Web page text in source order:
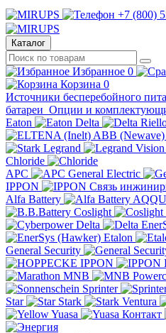
+7 (800)
Каталог
Избранное 0
Корзина 0
Источники бесперебойного
батареи Опции и
Eaton
Delta
ABB (Newave)
Legrand
Vision
Chloride
APC
General Electric
IPPON
Связь
Alfa Battery
AQQU
Coslight
Delta
Etalon
General Security
IPPON
MNB
Sprinter
Star
Stark Ventura
Yuasa
Контакт